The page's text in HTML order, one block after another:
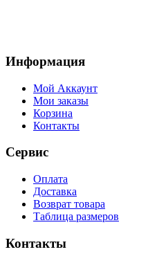
Информация
Мой Аккаунт
Мои заказы
Корзина
Контакты
Сервис
Оплата
Доставка
Возврат товара
Таблица размеров
Контакты